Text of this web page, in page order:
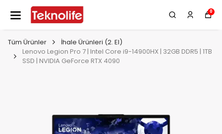
0
Tüm Ürünler
İhale Ürünleri (2. El)
Lenovo Legion Pro 7 | Intel Core i9-14900HX | 32GB DDR5 | 1TB
SSD | NVIDIA GeForce RTX 4090